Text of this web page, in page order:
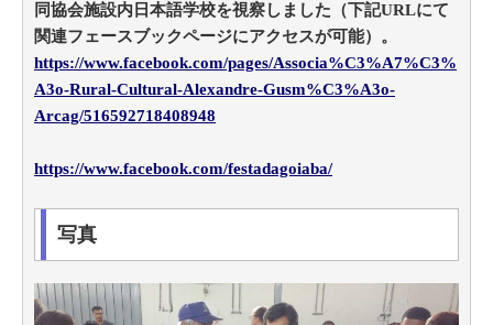
同協会施設内日本語学校を視察しました（下記URLにて
関連フェースブックページにアクセスが可能）。
https://www.facebook.com/pages/Associa%C3%A7%C3%
A3o-Rural-Cultural-Alexandre-Gusm%C3%A3o-
Arcag/516592718408948
https://www.facebook.com/festadagoiaba/
写真